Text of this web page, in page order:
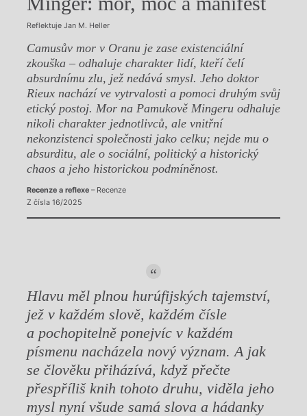
Reflektuje Jan M. Heller
Camusův mor v Oranu je zase existenciální
zkouška – odhaluje charakter lidí, kteří čelí
absurdnímu zlu, jež nedává smysl. Jeho doktor
Rieux nachází ve vytrvalosti a pomoci druhým svůj
etický postoj. Mor na Pamukově Mingeru odhaluje
nikoli charakter jednotlivců, ale vnitřní
nekonzistenci společnosti jako celku; nejde mu o
absurditu, ale o sociální, politický a historický
chaos a jeho historickou podmíněnost.
Recenze a reflexe– Recenze
Z čísla 16/2025
Hlavu měl plnou hurúfijských tajemství,
jež v každém slově, každém čísle
a pochopitelně ponejvíc v každém
písmenu nacházela nový význam. A jak
se člověku přiházívá, když přečte
přespříliš knih tohoto druhu, viděla jeho
mysl nyní všude samá slova a hádanky